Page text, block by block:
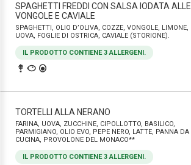
SPAGHETTI FREDDI CON SALSA IODATA ALLE
VONGOLE E CAVIALE
SPAGHETTI, OLIO D’OLIVA, COZZE, VONGOLE, LIMONE,
UOVA, FOGLIE DI OSTRICA, CAVIALE (STORIONE).
IL PRODOTTO CONTIENE 3 ALLERGENI.
TORTELLI ALLA NERANO
FARINA, UOVA, ZUCCHINE, CIPOLLOTTO, BASILICO,
PARMIGIANO, OLIO EVO, PEPE NERO, LATTE, PANNA DA
CUCINA, PROVOLONE DEL MONACO**
IL PRODOTTO CONTIENE 3 ALLERGENI.